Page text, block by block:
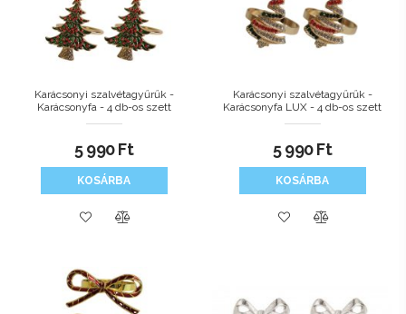
Karácsonyi szalvétagyűrűk -
Karácsonyfa - 4 db-os szett
5 990Ft
KOSÁRBA
Karácsonyi szalvétagyűrűk -
Karácsonyfa LUX - 4 db-os szett
5 990Ft
KOSÁRBA